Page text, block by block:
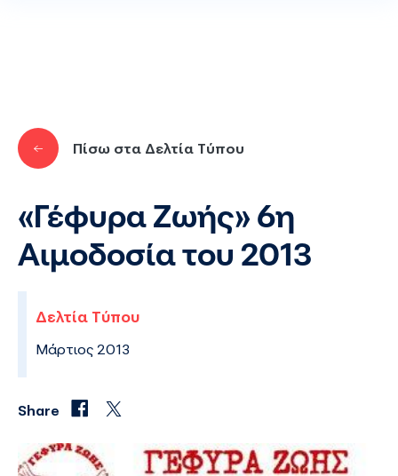
Πίσω στα Δελτία Τύπου
«Γέφυρα Ζωής» 6η
Αιμοδοσία του 2013
Δελτία Τύπου
Μάρτιος 2013
Share